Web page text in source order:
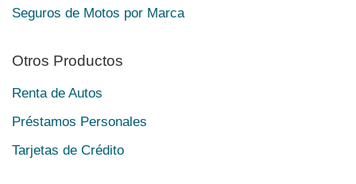
Seguros de Motos por Marca
Otros Productos
Renta de Autos
Préstamos Personales
Tarjetas de Crédito